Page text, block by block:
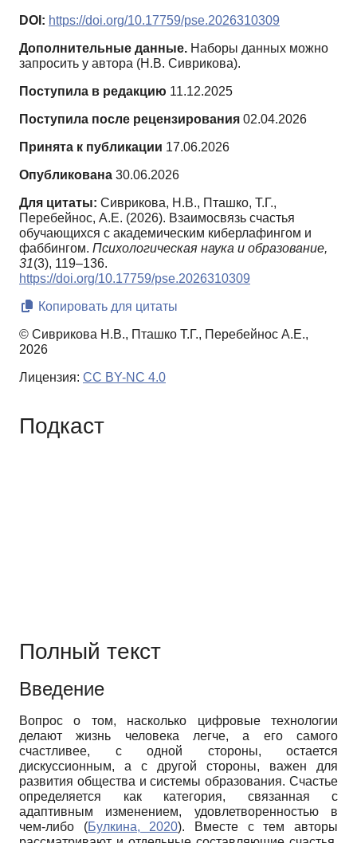
DOI: https://doi.org/10.17759/pse.2026310309
Дополнительные данные. Наборы данных можно
запросить у автора (Н.В. Сиврикова).
Поступила в редакцию 11.12.2025
Поступила после рецензирования 02.04.2026
Принята к публикации 17.06.2026
Опубликована 30.06.2026
Для цитаты: Сиврикова, Н.В., Пташко, Т.Г.,
Перебейнос, А.Е. (2026). Взаимосвязь счастья
обучающихся с академическим киберлафингом и
фаббингом. Психологическая наука и образование,
31(3), 119–136.
https://doi.org/10.17759/pse.2026310309
Копировать для цитаты
© Сиврикова Н.В., Пташко Т.Г., Перебейнос А.Е.,
2026
Лицензия: CC BY-NC 4.0
Подкаст
Полный текст
Введение
Вопрос о том, насколько цифровые технологии
делают жизнь человека легче, а его самого
счастливее, с одной стороны, остается
дискуссионным, а с другой стороны, важен для
развития общества и системы образования. Счастье
определяется как категория, связанная с
адаптивным изменением, удовлетворенностью в
чем-либо (Булкина, 2020). Вместе с тем авторы